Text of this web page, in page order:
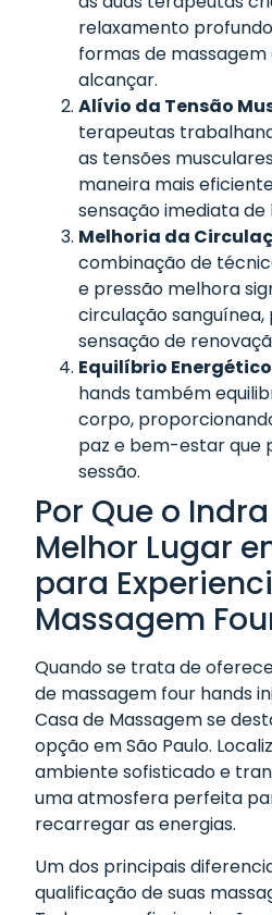
relaxamento
formas de
alcançar.
Alívio da Tensão
terapeutas
as tensões
maneira mais
sensação imediata de
Melhoria da
combinação de
e pressão melhora
circulação
sensação de
Equilíbrio Energético
hands também
corpo,
paz e bem-estar que
sessão.
Por Que o
Melhor Lugar
para
Massagem
Quando se trata de
de massagem four hands
Casa de Massagem se
opção em São Paulo.
ambiente sofisticado e
uma atmosfera perfeita
recarregar as energias.
Um dos principais
qualificação de suas